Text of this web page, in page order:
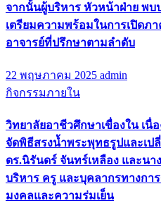
จากนั้นผู้บริหาร หัวหน้าฝ่าย พบ
เตรียมความพร้อมในการเปิดภ
อาจารย์ที่ปรึกษาตามลำดับ
22 พฤษภาคม 2025 admin
กิจกรรมภายใน
วิทยาลัยอาชีวศึกษาเขื่องใน เนื่
จัดพิธีสรงน้ำพระพุทธรูปและเป
ดร.นิรันดร์ จันทร์เหลือง และนา
บริหาร ครู และบุคลากรทางกา
มงคลและความร่มเย็น